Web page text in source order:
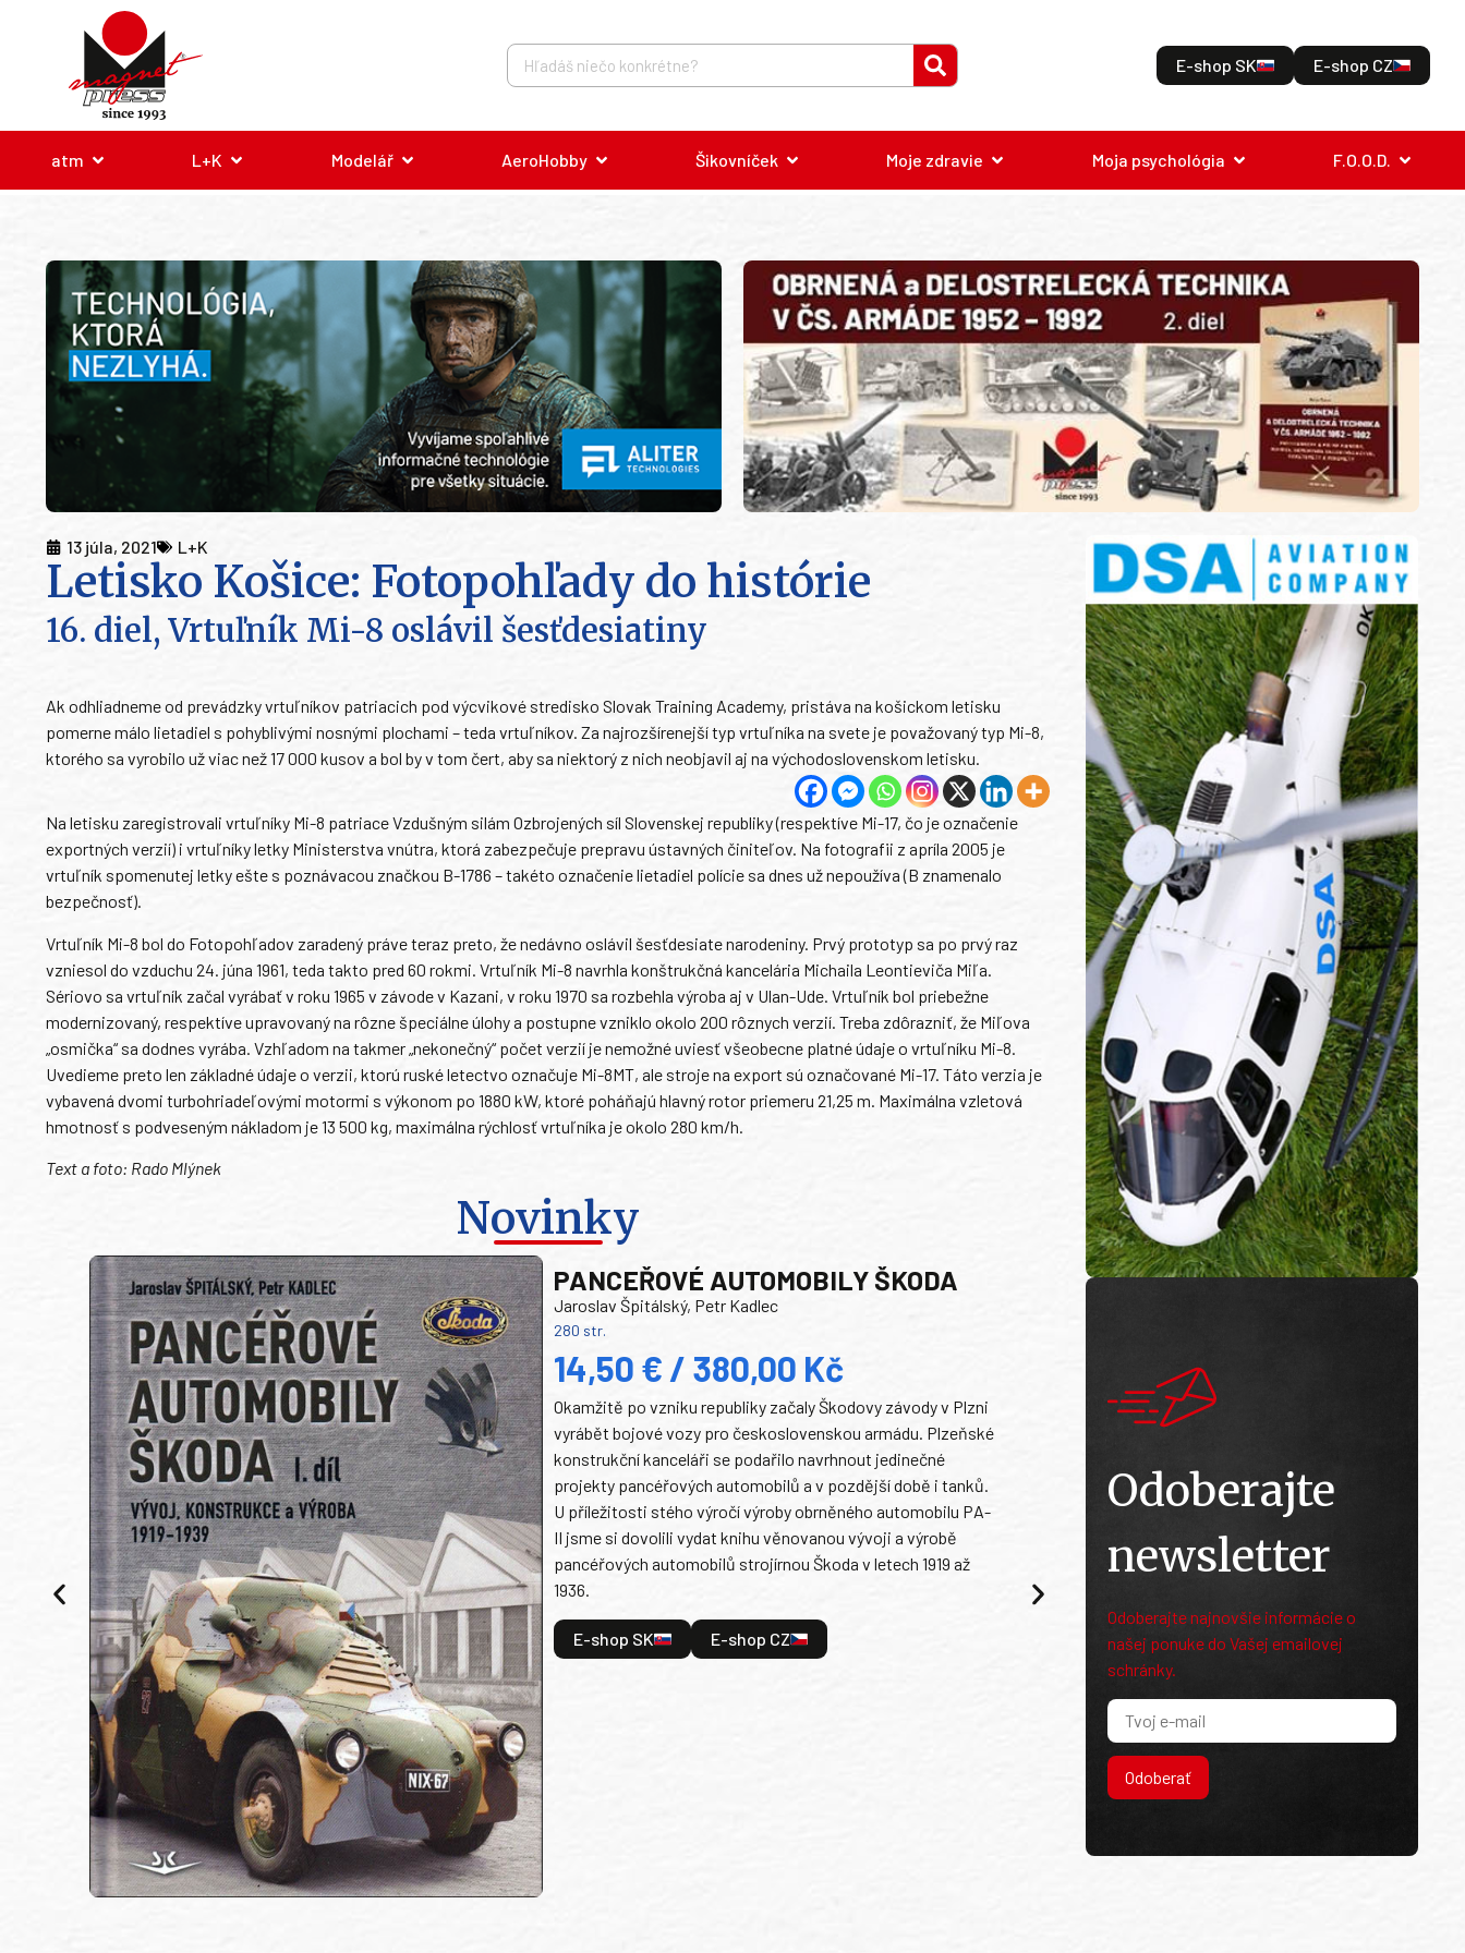
E-shop SK E-shop CZ
atm L+K Modelář AeroHobby Šikovníček Moje zdravie Moja psychológia F.O.O.D.
13 júla, 2021 L+K
Letisko Košice: Fotopohľady do histórie
16. diel, Vrtuľník Mi-8 oslávil šesťdesiatiny
Ak odhliadneme od prevádzky vrtuľníkov patriacich pod výcvikové stredisko Slovak Training Academy, pristáva na košickom letisku
pomerne málo lietadiel s pohyblivými nosnými plochami – teda vrtuľníkov. Za najrozšírenejší typ vrtuľníka na svete je považovaný typ Mi-8,
ktorého sa vyrobilo už viac než 17 000 kusov a bol by v tom čert, aby sa niektorý z nich neobjavil aj na východoslovenskom letisku.
Na letisku zaregistrovali vrtuľníky Mi-8 patriace Vzdušným silám Ozbrojených síl Slovenskej republiky (respektíve Mi-17, čo je označenie
exportných verzií) i vrtuľníky letky Ministerstva vnútra, ktorá zabezpečuje prepravu ústavných činiteľov. Na fotografii z apríla 2005 je
vrtuľník spomenutej letky ešte s poznávacou značkou B-1786 – takéto označenie lietadiel polície sa dnes už nepoužíva (B znamenalo
bezpečnosť).
Vrtuľník Mi-8 bol do Fotopohľadov zaradený práve teraz preto, že nedávno oslávil šesťdesiate narodeniny. Prvý prototyp sa po prvý raz
vzniesol do vzduchu 24. júna 1961, teda takto pred 60 rokmi. Vrtuľník Mi-8 navrhla konštrukčná kancelária Michaila Leontieviča Miľa.
Sériovo sa vrtuľník začal vyrábať v roku 1965 v závode v Kazani, v roku 1970 sa rozbehla výroba aj v Ulan-Ude. Vrtuľník bol priebežne
modernizovaný, respektíve upravovaný na rôzne špeciálne úlohy a postupne vzniklo okolo 200 rôznych verzií. Treba zdôrazniť, že Miľova
„osmička“ sa dodnes vyrába. Vzhľadom na takmer „nekonečný“ počet verzií je nemožné uviesť všeobecne platné údaje o vrtuľníku Mi-8.
Uvedieme preto len základné údaje o verzii, ktorú ruské letectvo označuje Mi-8MT, ale stroje na export sú označované Mi-17. Táto verzia je
vybavená dvomi turbohriadeľovými motormi s výkonom po 1880 kW, ktoré poháňajú hlavný rotor priemeru 21,25 m. Maximálna vzletová
hmotnosť s podveseným nákladom je 13 500 kg, maximálna rýchlosť vrtuľníka je okolo 280 km/h.
Text a foto: Rado Mlýnek
Novinky
PANCEŘOVÉ AUTOMOBILY ŠKODA
Jaroslav Špitálský, Petr Kadlec
280 str.
14,50 € / 380,00 Kč
Okamžitě po vzniku republiky začaly Škodovy závody v Plzni
vyrábět bojové vozy pro československou armádu. Plzeňské
konstrukční kanceláři se podařilo navrhnout jedinečné
projekty pancéřových automobilů a v pozdější době i tanků.
U příležitosti stého výročí výroby obrněného automobilu PA-
II jsme si dovolili vydat knihu věnovanou vývoji a výrobě
pancéřových automobilů strojírnou Škoda v letech 1919 až
1936.
E-shop SK E-shop CZ
Odoberajte
newsletter
Odoberajte najnovšie informácie o
našej ponuke do Vašej emailovej
schránky.
Odoberať